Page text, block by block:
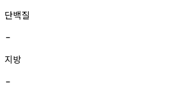
단백질
-
지방
-